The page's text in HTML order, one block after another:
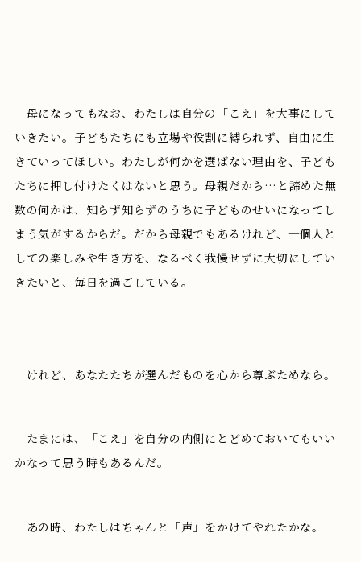
母になってもなお、わたしは自分の「こえ」を大事にして
いきたい。子どもたちにも立場や役割に縛られず、自由に生
きていってほしい。わたしが何かを選ばない理由を、子ども
たちに押し付けたくはないと思う。母親だから…と諦めた無
数の何かは、知らず知らずのうちに子どものせいになってし
まう気がするからだ。だから母親でもあるけれど、一個人と
しての楽しみや生き方を、なるべく我慢せずに大切にしてい
きたいと、毎日を過ごしている。
けれど、あなたたちが選んだものを心から尊ぶためなら。
たまには、「こえ」を自分の内側にとどめておいてもいい
かなって思う時もあるんだ。
あの時、わたしはちゃんと「声」をかけてやれたかな。